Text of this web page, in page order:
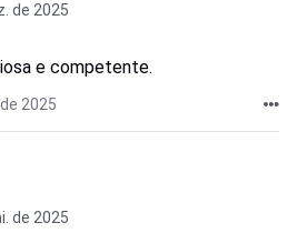
de 2025
e competente.
2025
de 2025